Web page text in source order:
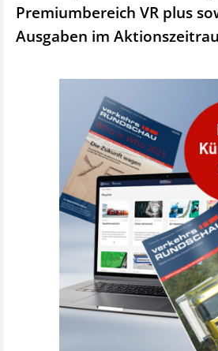
Premiumbereich VR plus
Ausgaben im